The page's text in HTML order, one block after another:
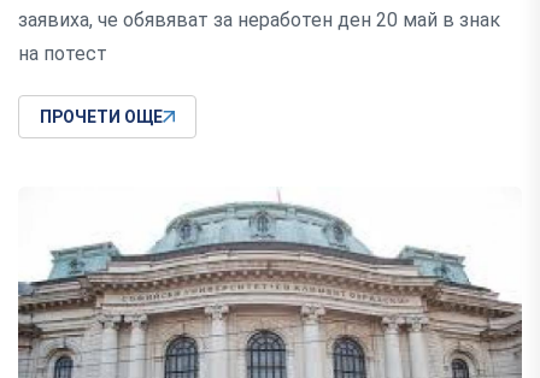
заявиха, че обявяват за неработен ден 20 май в знак
на потест
ПРОЧЕТИ ОЩЕ